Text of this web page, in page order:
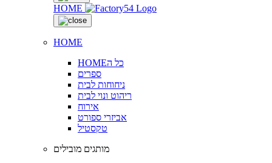
HOME
HOME
HOMEכל ה
ספרים
ניחוחות לבית
ריהוט ונוי לבית
אירוח
אביזרי ספורט
טקסטיל
מותגים מובילים